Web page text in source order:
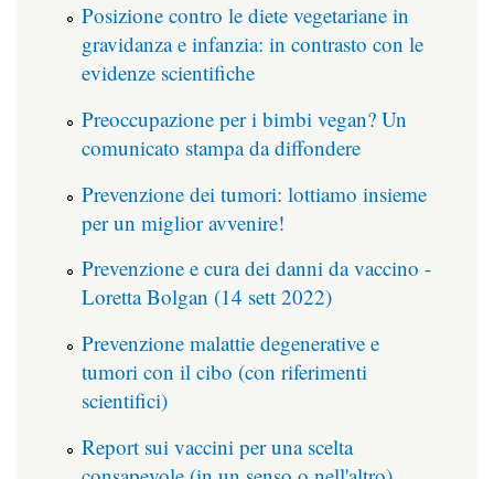
Posizione contro le diete vegetariane in
gravidanza e infanzia: in contrasto con le
evidenze scientifiche
Preoccupazione per i bimbi vegan? Un
comunicato stampa da diffondere
Prevenzione dei tumori: lottiamo insieme
per un miglior avvenire!
Prevenzione e cura dei danni da vaccino -
Loretta Bolgan (14 sett 2022)
Prevenzione malattie degenerative e
tumori con il cibo (con riferimenti
scientifici)
Report sui vaccini per una scelta